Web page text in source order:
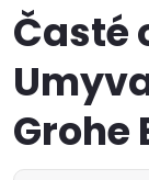
Časté
Grohe